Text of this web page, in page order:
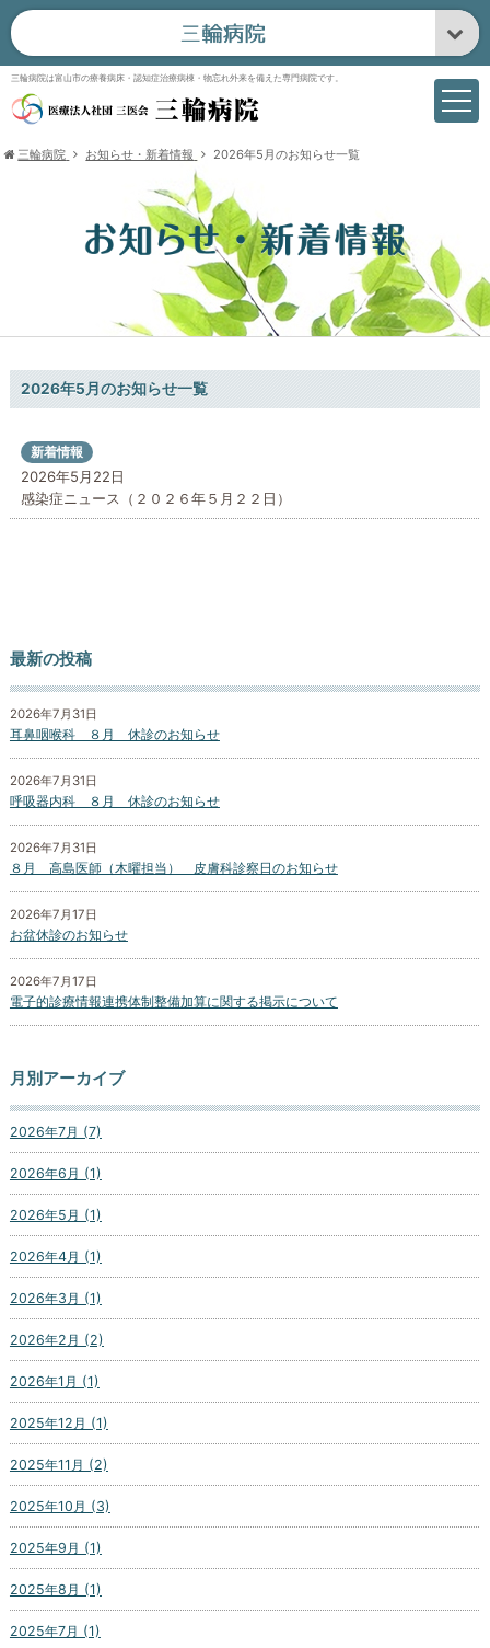
三輪病院は富山市の療養病床・認知症治療病棟・物忘れ外来を備えた専門病院です。
三輪病院 お知らせ・新着情報 2026年5月のお知らせ一覧
2026年5月のお知らせ一覧
2026年5月22日
新着情報
感染症ニュース（２０２６年５月２２日）
最新の投稿
2026年7月31日
耳鼻咽喉科 ８月 休診のお知らせ
2026年7月31日
呼吸器内科 ８月 休診のお知らせ
2026年7月31日
８月 高島医師（木曜担当） 皮膚科診察日のお知らせ
2026年7月17日
お盆休診のお知らせ
2026年7月17日
電子的診療情報連携体制整備加算に関する掲示について
月別アーカイブ
2026年7月 (7)
2026年6月 (1)
2026年5月 (1)
2026年4月 (1)
2026年3月 (1)
2026年2月 (2)
2026年1月 (1)
2025年12月 (1)
2025年11月 (2)
2025年10月 (3)
2025年9月 (1)
2025年8月 (1)
2025年7月 (1)